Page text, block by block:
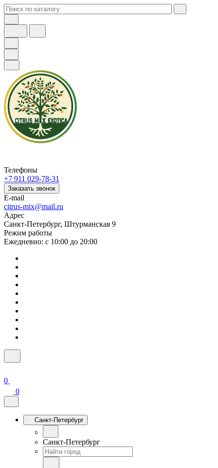
Телефоны
+7 911 029-78-31
Заказать звонок
E-mail
citrus-mix@mail.ru
Адрес
Санкт-Петербург, Штурманская 9
Режим работы
Ежедневно: с 10:00 до 20:00
0
0
Санкт-Петербург
Санкт-Петербург